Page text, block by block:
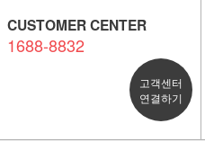
CUSTOMER CENTER
1688-8832
고객센터
연결하기